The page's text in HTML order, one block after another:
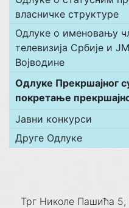
власничке структуре
Одлуке о именовању
телевизија Србије и
Војводине
Одлуке Прекршајног
покретање
Јавни конкурси
Друге Одлуке
Трг Николе Пашића 5,